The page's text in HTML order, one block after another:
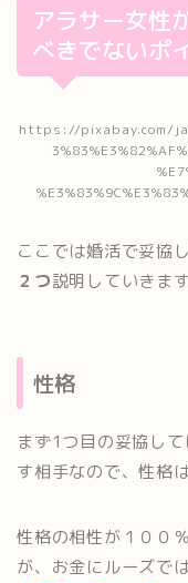
アラサー女性
べきでないポ
https://pixabay.com/ja/
ここでは婚活で妥協
２つ説明していきます
性格
まず1つ目の妥協し
す相手なので、性格
性格の相性が１００
が、お金にルーズで